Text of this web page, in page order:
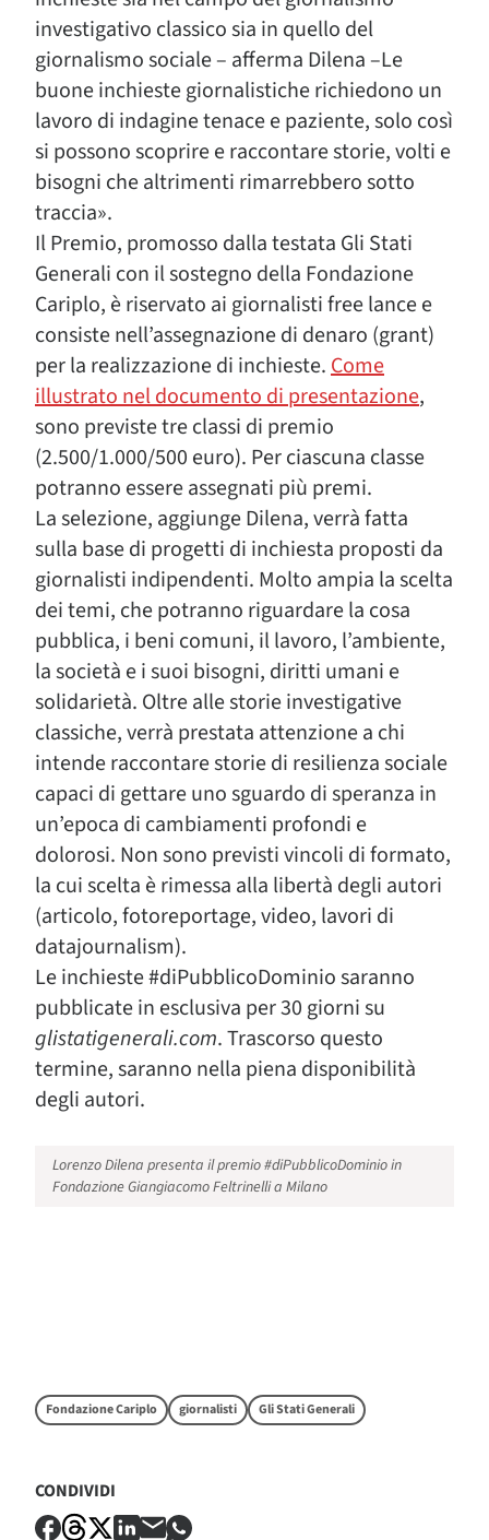
investigativo classico sia in quello del
giornalismo sociale – afferma Dilena –Le
buone inchieste giornalistiche richiedono un
lavoro di indagine tenace e paziente, solo così
si possono scoprire e raccontare storie, volti e
bisogni che altrimenti rimarrebbero sotto
traccia».
Il Premio, promosso dalla testata Gli Stati
Generali con il sostegno della Fondazione
Cariplo, è riservato ai giornalisti free lance e
consiste nell’assegnazione di denaro (grant)
per la realizzazione di inchieste.Come
illustrato nel documento di presentazione,
sono previste tre classi di premio
(2.500/1.000/500 euro). Per ciascuna classe
potranno essere assegnati più premi.
La selezione, aggiunge Dilena, verrà fatta
sulla base di progetti di inchiesta proposti da
giornalisti indipendenti. Molto ampia la scelta
dei temi, che potranno riguardare la cosa
pubblica, i beni comuni, il lavoro, l’ambiente,
la società e i suoi bisogni, diritti umani e
solidarietà. Oltre alle storie investigative
classiche, verrà prestata attenzione a chi
intende raccontare storie di resilienza sociale
capaci di gettare uno sguardo di speranza in
un’epoca di cambiamenti profondi e
dolorosi. Non sono previsti vincoli di formato,
la cui scelta è rimessa alla libertà degli autori
(articolo, fotoreportage, video, lavori di
datajournalism).
Le inchieste #diPubblicoDominio saranno
pubblicate in esclusiva per 30 giorni su
glistatigenerali.com. Trascorso questo
termine, saranno nella piena disponibilità
degli autori.
Lorenzo Dilena presenta il premio #diPubblicoDominio in
Fondazione Giangiacomo Feltrinelli a Milano
Fondazione Cariplo giornalisti Gli Stati Generali
CONDIVIDI